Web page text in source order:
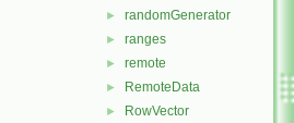
► randomGenerator
► ranges
► remote
► RemoteData
► RowVector